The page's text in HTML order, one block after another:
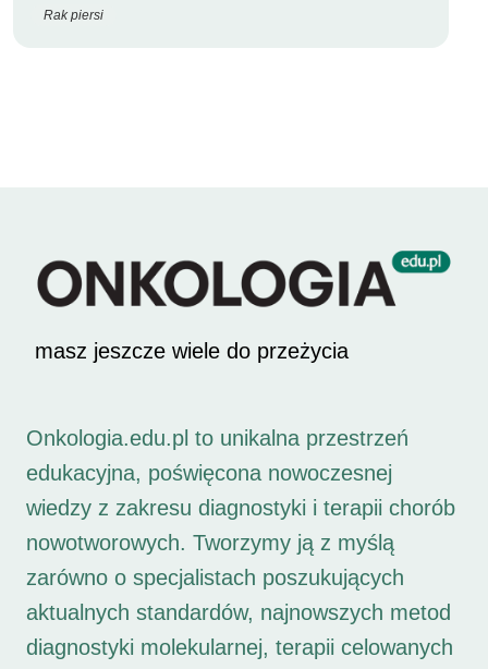
Rak piersi
masz jeszcze wiele do przeżycia
Onkologia.edu.pl to unikalna przestrzeń
edukacyjna, poświęcona nowoczesnej
wiedzy z zakresu diagnostyki i terapii chorób
nowotworowych. Tworzymy ją z myślą
zarówno o specjalistach poszukujących
aktualnych standardów, najnowszych metod
diagnostyki molekularnej, terapii celowanych